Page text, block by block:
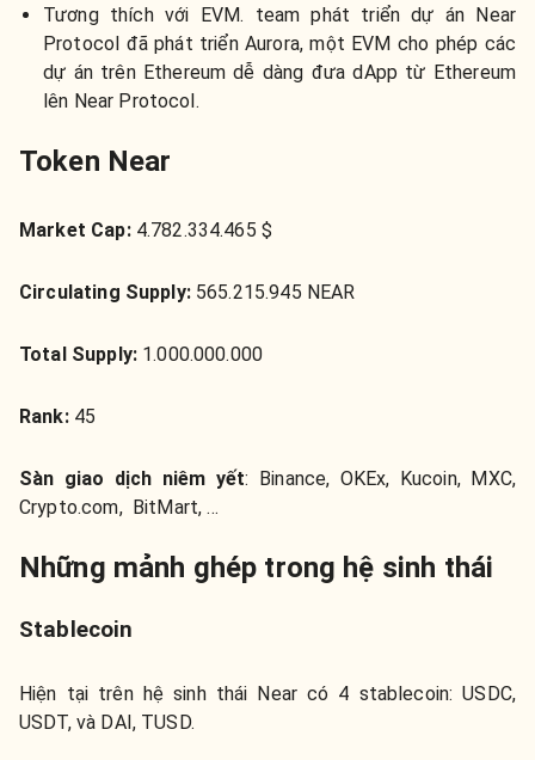
Tương thích với EVM. team phát triển dự án Near
Protocol đã phát triển Aurora, một EVM cho phép các
dự án trên Ethereum dễ dàng đưa dApp từ Ethereum
lên Near Protocol.
Token Near
Market Cap:4.782.334.465 $
Circulating Supply:565.215.945 NEAR
Total Supply:1.000.000.000
Rank:45
Sàn giao dịch niêm yết: Binance, OKEx, Kucoin, MXC,
Crypto.com, BitMart, …
Những mảnh ghép trong hệ sinh thái
Stablecoin
Hiện tại trên hệ sinh thái Near có 4 stablecoin: USDC,
USDT, và DAI, TUSD.